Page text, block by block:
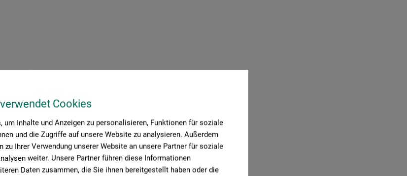
Cookies
um Inhalte und Anzeigen zu personalisieren, Funktionen für soziale
und die Zugriffe auf unsere Website zu analysieren. Außerdem
zu Ihrer Verwendung unserer Website an unsere Partner für soziale
weiter. Unsere Partner führen diese Informationen
Daten zusammen, die Sie ihnen bereitgestellt haben oder die
anmelden!